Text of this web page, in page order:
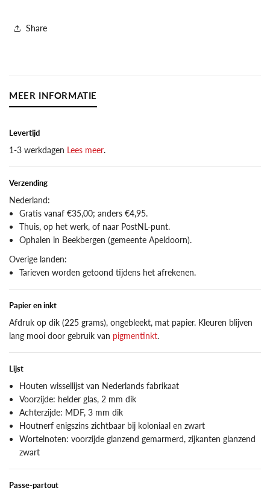
Loon
Share
MEER INFORMATIE
Levertijd
1-3 werkdagen Lees meer.
Verzending
Nederland:
Gratis vanaf €35,00; anders €4,95.
Thuis, op het werk, of naar PostNL-punt.
Ophalen in Beekbergen (gemeente Apeldoorn).
Overige landen:
Tarieven worden getoond tijdens het afrekenen.
Papier en inkt
Afdruk op dik (225 grams), ongebleekt, mat papier. Kleuren blijven
lang mooi door gebruik van pigmentinkt.
Lijst
Houten wissellijst van Nederlands fabrikaat
Voorzijde: helder glas, 2 mm dik
Achterzijde: MDF, 3 mm dik
Houtnerf enigszins zichtbaar bij koloniaal en zwart
Wortelnoten: voorzijde glanzend gemarmerd, zijkanten glanzend
zwart
Passe-partout